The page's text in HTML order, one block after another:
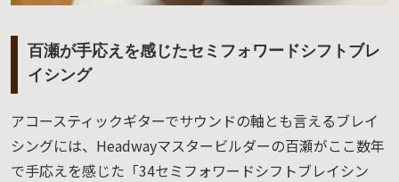
百瀬が手応えを感じたセミフォワードシフトブレ
イシング
アコースティックギターでサウンドの軸とも言えるブレイ
シングには、Headwayマスタービルダーの百瀬がここ数年
で手応えを感じた「34セミフォワードシフトブレイシン